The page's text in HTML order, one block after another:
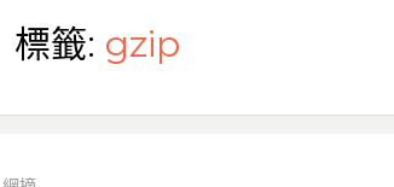
標籤: gzip